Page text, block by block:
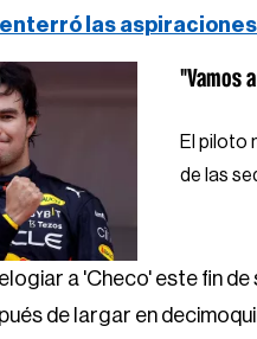
las
"Vamos
El piloto
de las
a 'Checo' este fin
de largar en